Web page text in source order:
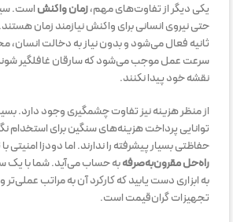
یکی دیگر از تفاوت‌های مهم،زمان واکنشاست.
حتی نیروی انسانی برای واکنش نیازمند زمان
ثانیه فعال می‌شود و بدون نیاز به دخالت انسان،
سرعت عمل موجب می‌شود که سارقان غافلگیر
نقشه خود پیدا نکنند.
از منظر هزینه نیز تفاوت چشمگیری وجود دارد.
توانایی پرداخت هزینه‌های سنگین برای
حفاظتی بسیار پیشرفته را ندارند. اما دودزا
راه‌حل مقرون‌به‌صرفهبه حساب می‌آید. شما با یک
به ابزاری دست یابید که کارکرد آن به مراتب عملی‌تر و
تجهیزات گران‌قیمت است.